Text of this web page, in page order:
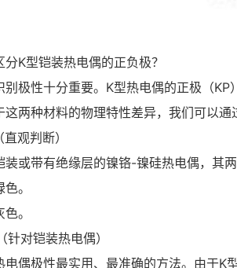
K型铠装热电偶的正负极？
别极性十分重要。K型热电偶的正极（
两种材料的物理特性差异，我们可以通
观判断）
装或带有绝缘层的镍铬-镍硅热电偶，其
。
。
对铠装热电偶）
电偶极性最实用、最准确的方法。由于